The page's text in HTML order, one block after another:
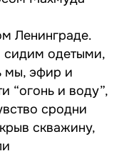
Ленинграде.
одетыми,
мы, эфир и
“огонь и воду”,
сродни
скважину,